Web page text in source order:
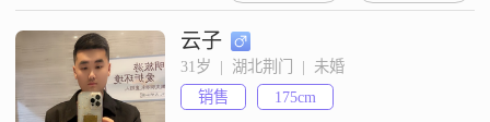
格上我比较稳重可靠，责任感强，
始终认为家庭是最重要的##3002##
我一直努力追求事业上的成功，同
时也懂得享受生活，活在当下
##3002##平时我有两个爱好，一个
云子
31岁  |  湖北荆门  |  未婚
销售
175cm